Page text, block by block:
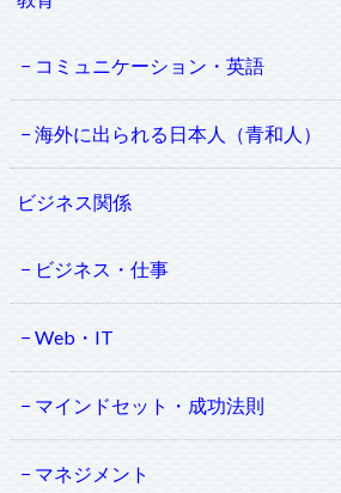
コミュニケーション・英語
海外に出られる日本人（青和人）
ビジネス関係
ビジネス・仕事
Web・IT
マインドセット・成功法則
マネジメント